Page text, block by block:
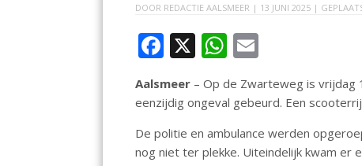
DOOR REDACTIE AALSMEER | 13 JUNI 2025 |
F
ac
e
b
o
X W
h
at
s
A
ai
Aalsmeer – Op de Zwarteweg is vrijdag
eenzijdig ongeval gebeurd. Een
De politie en ambulance werden
nog niet ter plekke. Uiteindelijk kwam er